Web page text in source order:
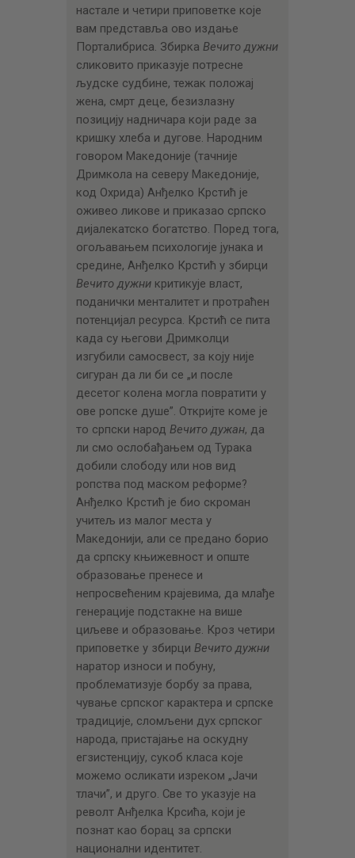
настале и четири приповетке које
вам представља ово издање
Порталибриса. Збирка Вечито дужни
сликовито приказује потресне
људске судбине, тежак положај
жена, смрт деце, безизлазну
позицију надничара који раде за
кришку хлеба и дугове. Народним
говором Македоније (тачније
Дримкола на северу Македоније,
код Охрида) Анђелко Крстић је
оживео ликове и приказао српско
дијалекатско богатство. Поред тога,
огољавањем психологије јунака и
средине, Анђелко Крстић у збирци
Вечито дужникритикује власт,
поданички менталитет и протраћен
потенцијал ресурса. Крстић се пита
када су његови Дримколци
изгубили самосвест, за коју није
сигуран да ли би се „и после
десетог колена могла повратити у
ове ропске душе”. Откријте коме је
то српски народ Вечито дужан, да
ли смо ослобађањем од Турака
добили слободу или нов вид
ропства под маском реформе?
Анђелко Крстић је био скроман
учитељ из малог места у
Македонији, али се предано борио
да српску књижевност и опште
образовање пренесе и
непросвећеним крајевима, да млађе
генерације подстакне на више
циљеве и образовање. Кроз четири
приповетке у збирци Вечито дужни
наратор износи и побуну,
проблематизује борбу за права,
чување српског карактера и српске
традиције, сломљени дух српског
народа, пристајање на оскудну
егзистенцију, сукоб класа које
можемо осликати изреком „Јачи
тлачи”, и друго. Све то указује на
револт Анђелка Крсића, који је
познат као борац за српски
национални идентитет.